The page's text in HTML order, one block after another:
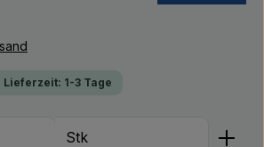
1-3 Tage
Gib den gewünschten Wert ein
Stk